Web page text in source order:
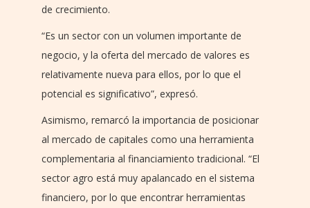
de crecimiento.
“Es un sector con un volumen importante de
negocio, y la oferta del mercado de valores es
relativamente nueva para ellos, por lo que el
potencial es significativo”, expresó.
Asimismo, remarcó la importancia de posicionar
al mercado de capitales como una herramienta
complementaria al financiamiento tradicional. “El
sector agro está muy apalancado en el sistema
financiero, por lo que encontrar herramientas